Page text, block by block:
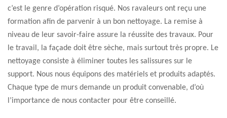
c’est le genre d’opération risqué. Nos ravaleurs ont reçu une
formation afin de parvenir à un bon nettoyage. La remise à
niveau de leur savoir-faire assure la réussite des travaux. Pour
le travail, la façade doit être sèche, mais surtout très propre. Le
nettoyage consiste à éliminer toutes les salissures sur le
support. Nous nous équipons des matériels et produits adaptés.
Chaque type de murs demande un produit convenable, d’où
l’importance de nous contacter pour être conseillé.